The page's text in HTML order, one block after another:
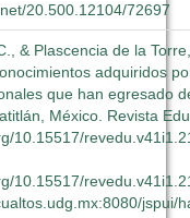
20.500.12104/72697
& Plascencia de la
adquiridos
que han egresado
México. Revista
10.15517/
10.15517/
jspui/